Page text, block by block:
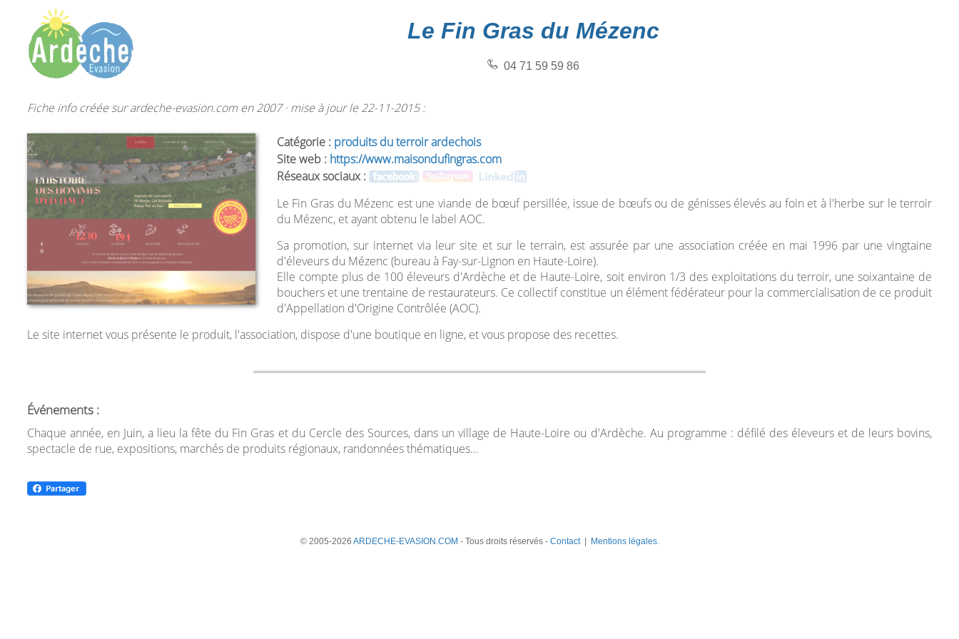
Le Fin Gras du Mézenc
04 71 59 59 86
Fiche info créée sur ardeche-evasion.com en 2007 · mise à jour le 22-11-2015 :
Catégorie : produits du terroir ardechois
Site web : https://www.maisondufingras.com
Réseaux sociaux :
Le Fin Gras du Mézenc est une viande de bœuf persillée, issue de bœufs ou de génisses élevés au foin et à l'herbe sur le terroir
du Mézenc, et ayant obtenu le label AOC.
Sa promotion, sur internet via leur site et sur le terrain, est assurée par une association créée en mai 1996 par une vingtaine
d'éleveurs du Mézenc (bureau à Fay-sur-Lignon en Haute-Loire).
Elle compte plus de 100 éleveurs d'Ardèche et de Haute-Loire, soit environ 1/3 des exploitations du terroir, une soixantaine de
bouchers et une trentaine de restaurateurs. Ce collectif constitue un élément fédérateur pour la commercialisation de ce produit
d'Appellation d'Origine Contrôlée (AOC).
Le site internet vous présente le produit, l'association, dispose d'une boutique en ligne, et vous propose des recettes.
Événements :
Chaque année, en Juin, a lieu la fête du Fin Gras et du Cercle des Sources, dans un village de Haute-Loire ou d'Ardèche. Au programme : défilé des éleveurs et de leurs bovins,
spectacle de rue, expositions, marchés de produits régionaux, randonnées thématiques…
© 2005-2026 ARDECHE-EVASION.COM - Tous droits réservés - Contact| Mentions légales.